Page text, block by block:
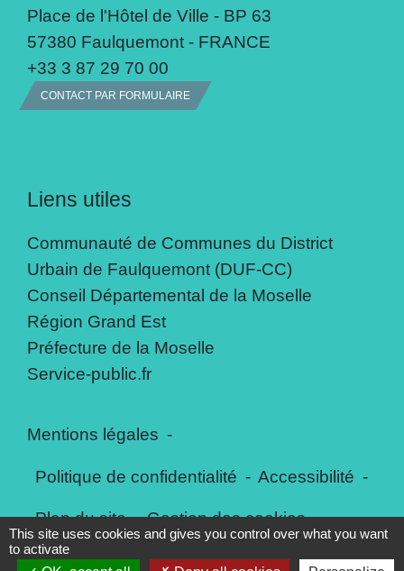
Place de l'Hôtel de Ville - BP 63
57380 Faulquemont - FRANCE
+33 3 87 29 70 00
CONTACT PAR FORMULAIRE
Liens utiles
Communauté de Communes du District
Urbain de Faulquemont (DUF-CC)
Conseil Départemental de la Moselle
Région Grand Est
Préfecture de la Moselle
Service-public.fr
Mentions légales -
Politique de confidentialité - Accessibilité -
Plan du site - Gestion des cookies
This site uses cookies and gives you control over what you want
to activate